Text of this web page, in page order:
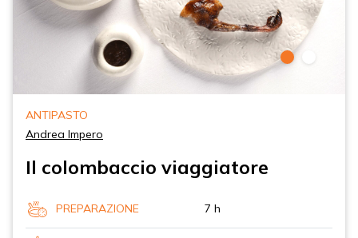
ANTIPASTO
Andrea Impero
Il colombaccio viaggiatore
PREPARAZIONE 7 h